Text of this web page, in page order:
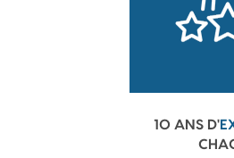
10 ANS D'